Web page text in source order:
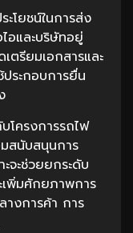
โยชน์ในการส่ง
อและบริษัทอยู่
ตรียมเอกสารและ
ระกอบการยื่น
โครงการรถไฟ
สนับสนุนการ
จะช่วยยกระดับ
เพิ่มศักยภาพการ
างการค้า การ